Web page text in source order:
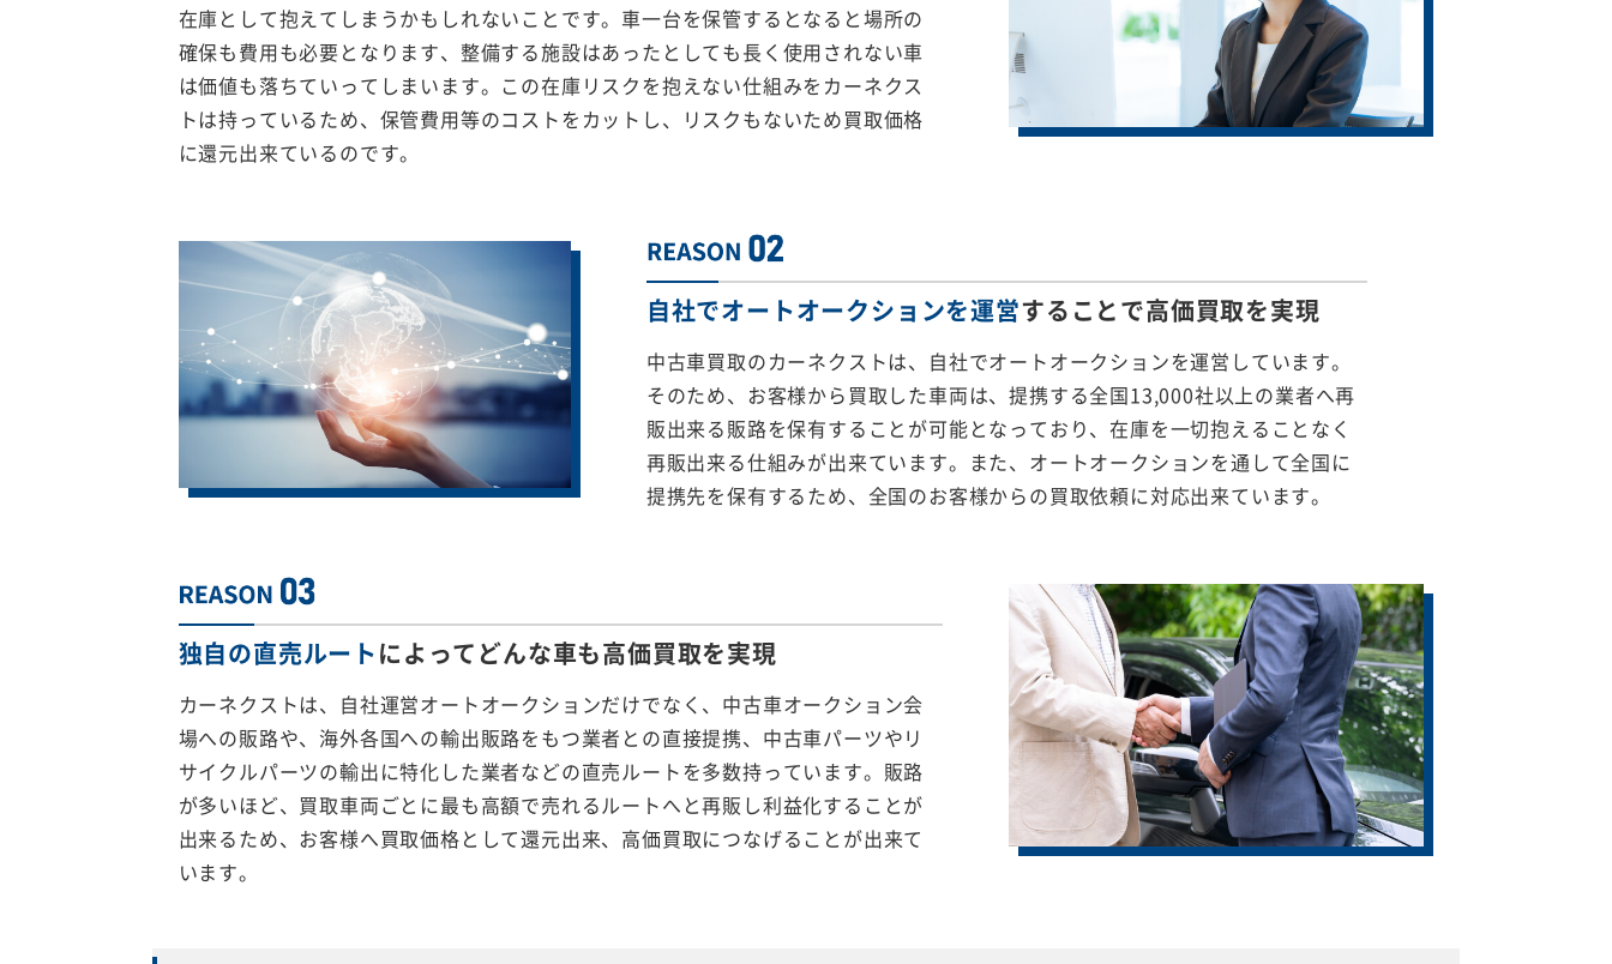
在庫として抱えてしまうかもしれないことです。車一台を保管するとなると場所の
確保も費用も必要となります、整備する施設はあったとしても長く使用されない車
は価値も落ちていってしまいます。この在庫リスクを抱えない仕組みをカーネクス
トは持っているため、保管費用等のコストをカットし、リスクもないため買取価格
に還元出来ているのです。
自社でオートオークションを運営することで高価買取を実現
中古車買取のカーネクストは、自社でオートオークションを運営しています。
そのため、お客様から買取した車両は、提携する全国13,000社以上の業者へ再
販出来る販路を保有することが可能となっており、在庫を一切抱えることなく
再販出来る仕組みが出来ています。また、オートオークションを通して全国に
提携先を保有するため、全国のお客様からの買取依頼に対応出来ています。
独自の直売ルートによってどんな車も高価買取を実現
カーネクストは、自社運営オートオークションだけでなく、中古車オークション会
場への販路や、海外各国への輸出販路をもつ業者との直接提携、中古車パーツやリ
サイクルパーツの輸出に特化した業者などの直売ルートを多数持っています。販路
が多いほど、買取車両ごとに最も高額で売れるルートへと再販し利益化することが
出来るため、お客様へ買取価格として還元出来、高価買取につなげることが出来て
います。